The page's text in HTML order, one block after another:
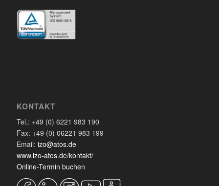
KONTAKT
Tel.: +49 (0) 6221 983 190
Fax: +49 (0) 06221 983 199
Email: izo@atos.de
www.izo-atos.de/kontakt/
Online-Termin buchen